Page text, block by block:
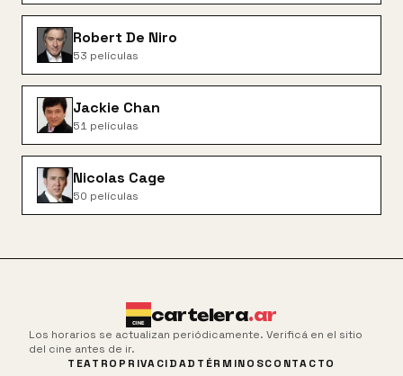
Robert De Niro
53 películas
Jackie Chan
51 películas
Nicolas Cage
50 películas
cartelera.ar
Los horarios se actualizan periódicamente. Verificá en el sitio
del cine antes de ir.
TEATRO PRIVACIDAD TÉRMINOSCONTACTO